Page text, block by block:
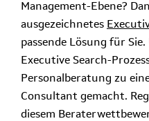
Management-Ebene?
ausgezeichnetes
passende Lösung für
Executive Search-
Personalberatung zu
Consultant gemacht.
diesem